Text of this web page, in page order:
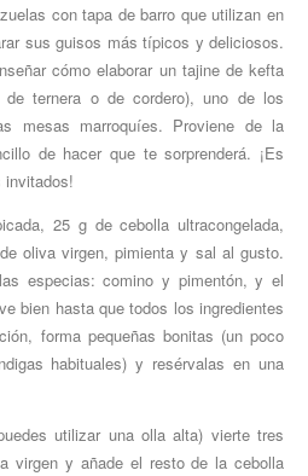
con tapa de barro que utilizan en
sus guisos más típicos y deliciosos.
cómo elaborar un tajine de kefta
de ternera o de cordero), uno de los
mesas marroquíes. Proviene de la
de hacer que te sorprenderá. ¡Es
invitados!
25 g decebolla ultracongelada,
oliva virgen, pimienta y sal al gusto.
especias: comino y pimentón, y el
bien hasta que todos los ingredientes
forma pequeñas bonitas (un poco
habituales)y resérvalasen una
utilizar una olla alta) viertetres
virgen y añade el resto de la cebolla